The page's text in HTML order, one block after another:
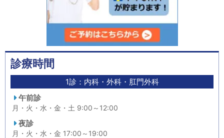
診療時間
1診：内科・外科・肛門外科
午前診
月・火・水・金・土 9:00～12:00
夜診
月・火・水・金 17:00～19:00